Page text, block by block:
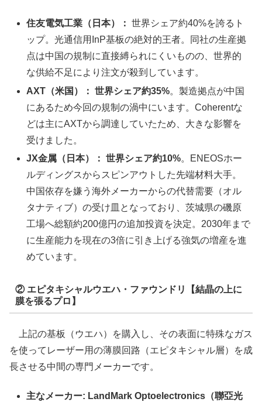
住友電気工業（日本）： 世界シェア約40%を誇るト
ップ。光通信用InP基板の絶対的王者。同社の生産拠
点は中国の規制に直接縛られにくいものの、世界的
な供給不足により注文が殺到しています。
AXT（米国）： 世界シェア約35%。製造拠点が中国
にあるため今回の規制の渦中にいます。Coherentな
どは主にAXTから調達していたため、大きな影響を
受けました。
JX金属（日本）： 世界シェア約10%。ENEOSホー
ルディングスからスピンアウトした先端材料大手。
中国依存を嫌う海外メーカーからの代替需要（オル
タナティブ）の受け皿となっており、茨城県の磯原
工場へ総額約200億円の追加投資を決定。2030年まで
に生産能力を現在の3倍に引き上げる強気の増産を進
めています。
② エピタキシャルウエハ・ファウンドリ【結晶の上に
膜を張るプロ】
上記の基板（ウエハ）を購入し、その表面に特殊なガス
を使ってレーザー用の薄膜回路（エピタキシャル層）を成
長させる中間の専門メーカーです。
主なメーカー: LandMark Optoelectronics（聯亞光